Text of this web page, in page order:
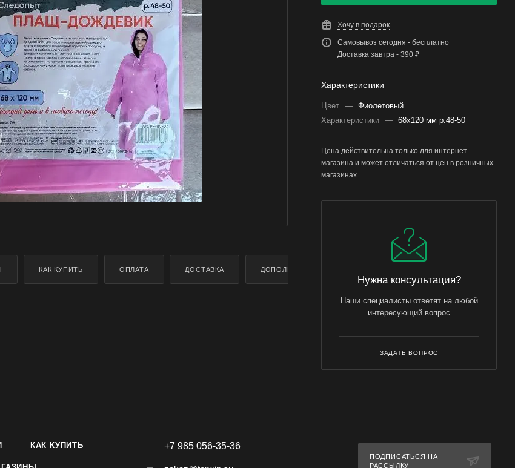
КАК КУПИТЬ ОПЛАТА ДОСТАВКА ДОПОЛНИТЕЛЬНО
Хочу в подарок
Самовывоз сегодня - бесплатно
Доставка завтра - 390 ₽
Характеристики
Цвет — Фиолетовый
Характеристики — 68х120 мм р.48-50
Цена действительна только для интернет-
магазина и может отличаться от цен в розничных
магазинах
Нужна консультация?
Наши специалисты ответят на любой
интересующий вопрос
ЗАДАТЬ ВОПРОС
КАК КУПИТЬ +7 985 056-35-36
ПОДПИСАТЬСЯ НА
РАССЫЛКУ